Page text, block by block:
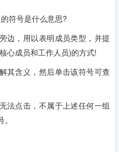
符号是什么意思?
边，用以表明成员类型，并提
心成员和工作人员)的方式!
其含义，然后单击该符号可查
法点击，不属于上述任何一组